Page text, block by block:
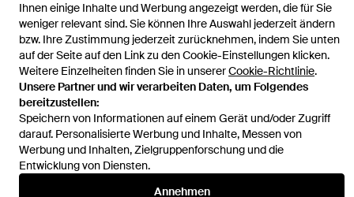
Ihnen einige Inhalte und Werbung angezeigt werden, die für Sie
weniger relevant sind. Sie können Ihre Auswahl jederzeit ändern
bzw. Ihre Zustimmung jederzeit zurücknehmen, indem Sie unten
auf der Seite auf den Link zu den Cookie-Einstellungen klicken.
Weitere Einzelheiten finden Sie in unsererCookie-Richtlinie.
Unsere Partner und wir verarbeiten Daten, um Folgendes
bereitzustellen:
Speichern von Informationen auf einem Gerät und/oder Zugriff
darauf. Personalisierte Werbung und Inhalte, Messen von
Werbung und Inhalten, Zielgruppenforschung und die
Entwicklung von Diensten.
Annehmen
Hilfe und Informationen